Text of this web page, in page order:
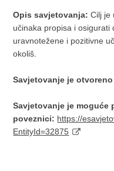
Opis savjetovanja: Cilj je
učinaka propisa i osigurati
uravnotežene i pozitivne
okoliš.
Savjetovanje je
Savjetovanje je moguće
poveznici: https://
EntityId=32875